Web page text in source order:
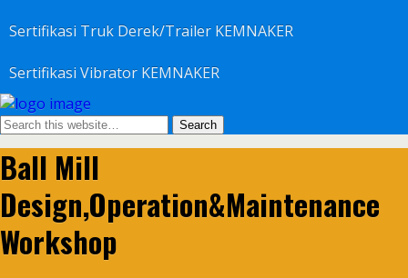
Sertifikasi Truk Derek/Trailer KEMNAKER
Sertifikasi Vibrator KEMNAKER
Ball Mill
Design,Operation&Maintenance
Workshop